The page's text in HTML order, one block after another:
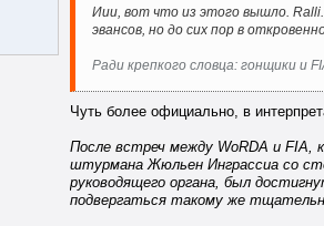
Иии, вот что из этого вышло.
эвансов, но до сих пор в
Ради крепкого словца: гонщики и
Чуть более официально, в
После встреч между WoRDA и FIA,
штурмана Жюльен Инграссиа со
руководящего органа, был
подвергаться такому же